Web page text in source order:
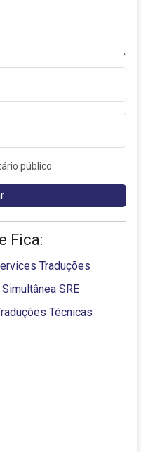
público
Fica:
Traduções
SRE
Técnicas